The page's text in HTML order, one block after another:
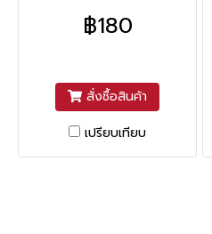
฿180
สั่งซื้อสินค้า
เปรียบเทียบ